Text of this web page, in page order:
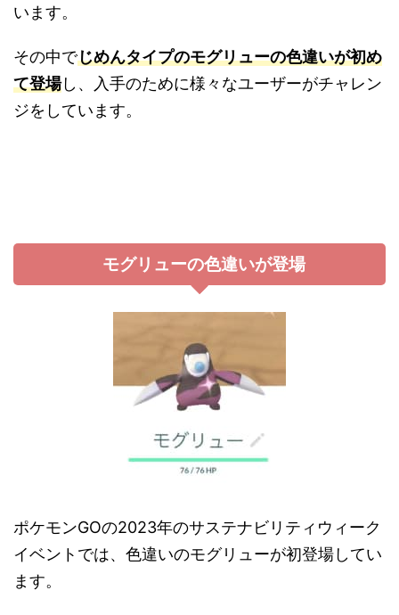
います。
その中でじめんタイプのモグリューの色違いが初め
て登場し、入手のために様々なユーザーがチャレン
ジをしています。
モグリューの色違いが登場
ポケモンGOの2023年のサステナビリティウィーク
イベントでは、色違いのモグリューが初登場してい
ます。